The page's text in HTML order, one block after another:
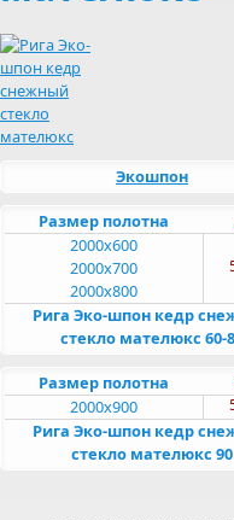
Экошпон
Размер полотна
2000x600
2000x700
2000x800
Рига Эко-шпон кедр
стекло мателюкс 60-
Размер полотна
2000x900
Рига Эко-шпон кедр
стекло мателюкс 90